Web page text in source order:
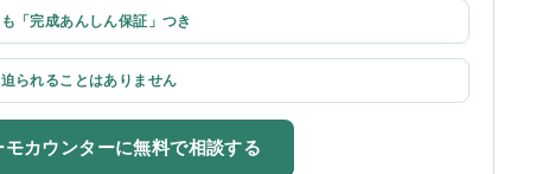
「完成あんしん保証」つき
られることはありません
モカウンターに無料で相談する